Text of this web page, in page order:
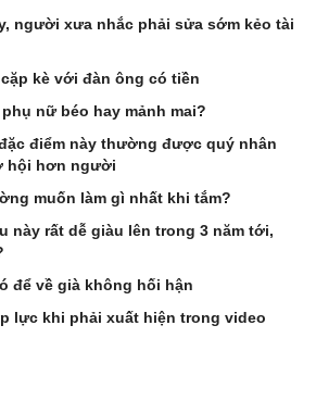
người xưa nhắc phải sửa sớm kẻo tài
kè với đàn ông có tiền
nữ béo hay mảnh mai?
điểm này thường được quý nhân
hội hơn người
muốn làm gì nhất khi tắm?
này rất dễ giàu lên trong 3 năm tới,
để về già không hối hận
lực khi phải xuất hiện trong video